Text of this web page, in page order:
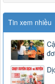
Tin xem nhiều